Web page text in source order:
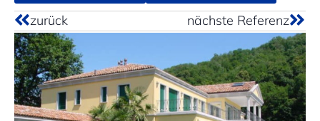
zurück nächste Referenz